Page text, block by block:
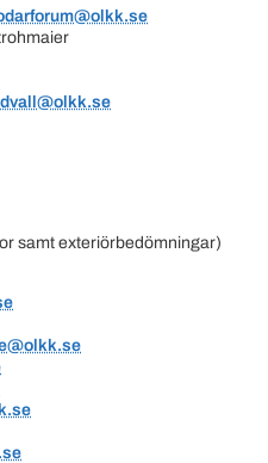
samt exteriörbedömningar)